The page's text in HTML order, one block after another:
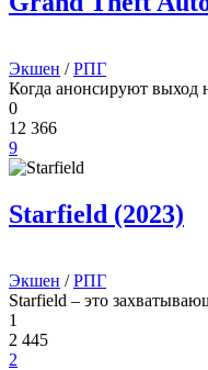
Экшен /РПГ
Когда анонсируют выход
0
12 366
9
Starfield (2023)
Экшен /РПГ
Starfield – это
1
2 445
2